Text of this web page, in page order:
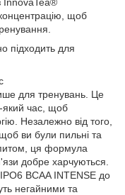
щоб
підходить для
для тренувань. Це
який час, щоб
Незалежно від того,
ви були пильні та
ця формула
добре харчуються.
BCAA INTENSE до
негайними та